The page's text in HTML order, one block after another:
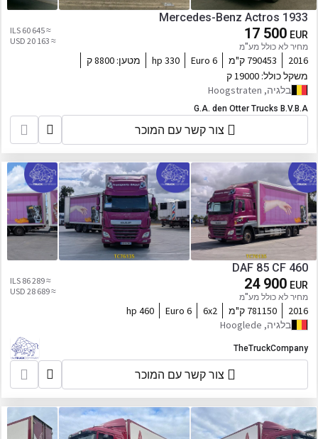
Mercedes-Benz Actros 1933
17 500 EUR
מחיר לא כולל מע"מ
≈ 60 645 ILS
≈ 20 163 USD
2016 790453 ק"מ Euro 6
330 hp מטען: 8800 ק
משקל כולל: 19000 ק
בלגיה, Hoogstraten
G.A. den Otter Trucks B.V.B.A
צור קשר עם המוכר
DAF 85 CF 460
24 900 EUR
מחיר לא כולל מע"מ
≈ 86 289 ILS
≈ 28 689 USD
2016 781150 ק"מ 6x2
Euro 6
460 hp
בלגיה, Hooglede
TheTruckCompany
צור קשר עם המוכר